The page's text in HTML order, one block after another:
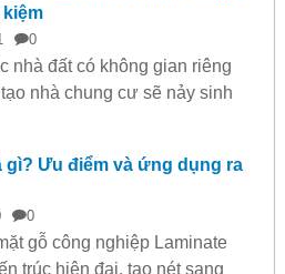
0
nhà đất có không gian riêng
nhà chung cư sẽ nảy sinh
gì? Ưu điểm và ứng dụng ra
0
gỗ công nghiệp Laminate
trúc hiện đại, tạo nét sang